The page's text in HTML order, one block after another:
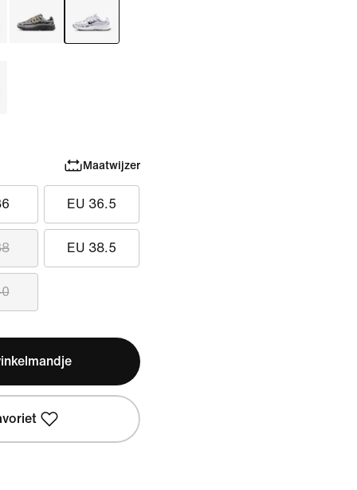
Maatwijzer
EU 36.5
EU 38.5